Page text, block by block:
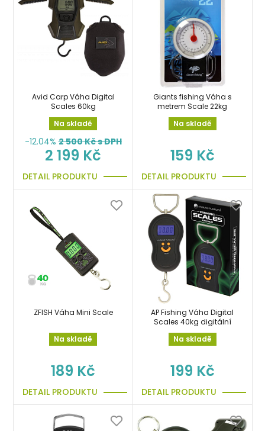
Avid Carp Váha Digital
Scales 60kg
Na skladě
-12.04% 2 500Kč s DPH
2 199 Kč
DETAIL PRODUKTU
Giants fishing Váha s
metrem Scale 22kg
Na skladě
159 Kč
DETAIL PRODUKTU
ZFISH Váha Mini Scale
Na skladě
189 Kč
DETAIL PRODUKTU
AP Fishing Váha Digital
Scales 40kg digitální
Na skladě
199 Kč
DETAIL PRODUKTU